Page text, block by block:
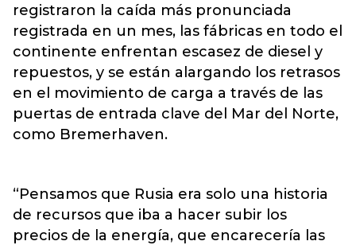
registraron la caída más pronunciada
registrada en un mes, las fábricas en todo el
continente enfrentan escasez de diesel y
repuestos, y se están alargando los retrasos
en el movimiento de carga a través de las
puertas de entrada clave del Mar del Norte,
como Bremerhaven.
“Pensamos que Rusia era solo una historia
de recursos que iba a hacer subir los
precios de la energía, que encarecería las